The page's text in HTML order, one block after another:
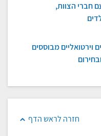
חברי הצוות,
מבוססים
חזרה לראש הדף